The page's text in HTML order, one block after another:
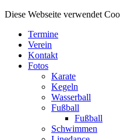
Diese Webseite verwendet
Termine
Verein
Kontakt
Fotos
Karate
Kegeln
Wasserball
Fußball
Fußball
Schwimmen